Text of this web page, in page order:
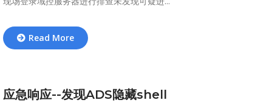
Read More
应急响应--发现ADS隐藏shell